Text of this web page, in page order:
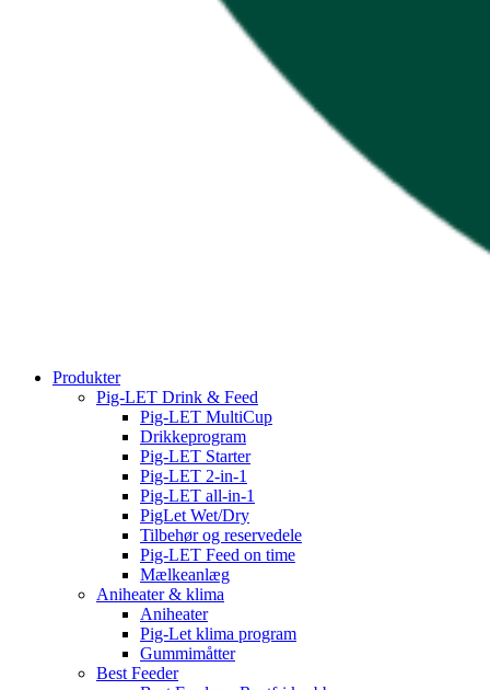
Produkter
Pig-LET Drink & Feed
Pig-LET MultiCup
Drikkeprogram
Pig-LET Starter
Pig-LET 2-in-1
Pig-LET all-in-1
PigLet Wet/Dry
Tilbehør og reservedele
Pig-LET Feed on time
Mælkeanlæg
Aniheater & klima
Aniheater
Pig-Let klima program
Gummimåtter
Best Feeder